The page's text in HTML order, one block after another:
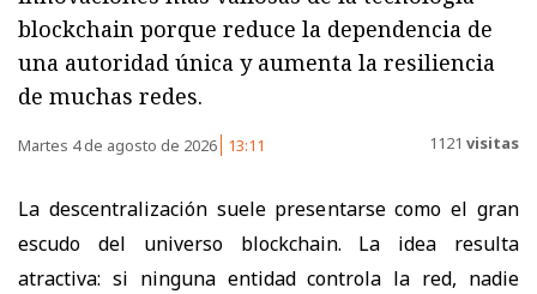
blockchain porque reduce la dependencia de
una autoridad única y aumenta la resiliencia
de muchas redes.
Martes 4 de agosto de 2026 13:11 1121 visitas
La descentralización suele presentarse como el gran
escudo del universo blockchain. La idea resulta
atractiva: si ninguna entidad controla la red, nadie